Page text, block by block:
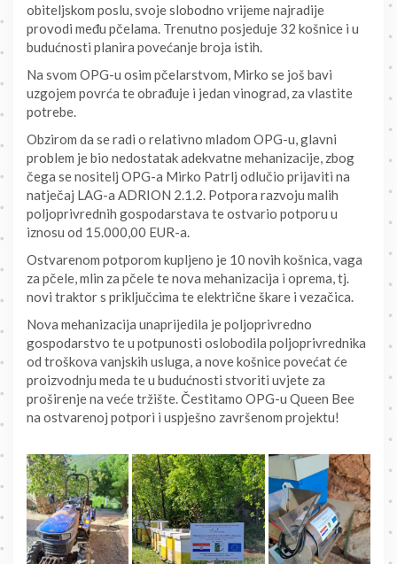
obiteljskom poslu, svoje slobodno vrijeme najradije
provodi među pčelama. Trenutno posjeduje 32 košnice i u
budućnosti planira povećanje broja istih.
Na svom OPG-u osim pčelarstvom, Mirko se još bavi
uzgojem povrća te obrađuje i jedan vinograd, za vlastite
potrebe.
Obzirom da se radi o relativno mladom OPG-u, glavni
problem je bio nedostatak adekvatne mehanizacije, zbog
čega se nositelj OPG-a Mirko Patrlj odlučio prijaviti na
natječaj LAG-a ADRION 2.1.2. Potpora razvoju malih
poljoprivrednih gospodarstava te ostvario potporu u
iznosu od 15.000,00 EUR-a.
Ostvarenom potporom kupljeno je 10 novih košnica, vaga
za pčele, mlin za pčele te nova mehanizacija i oprema, tj.
novi traktor s priključcima te električne škare i vezačica.
Nova mehanizacija unaprijedila je poljoprivredno
gospodarstvo te u potpunosti oslobodila poljoprivrednika
od troškova vanjskih usluga, a nove košnice povećat će
proizvodnju meda te u budućnosti stvoriti uvjete za
proširenje na veće tržište. Čestitamo OPG-u Queen Bee
na ostvarenoj potpori i uspješno završenom projektu!